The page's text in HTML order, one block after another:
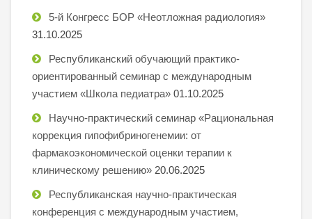
5-й Конгресс БОР «Неотложная радиология»
31.10.2025
Республиканский обучающий практико-
ориентированный семинар с международным
участием «Школа педиатра» 01.10.2025
Научно-практический семинар «Рациональная
коррекция гипофибриногенемии: от
фармакоэкономической оценки терапии к
клиническому решению» 20.06.2025
Республиканская научно-практическая
конференция с международным участием,